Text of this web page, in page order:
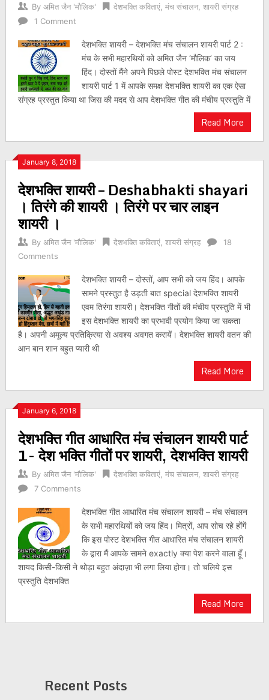
By अमित जैन 'मौलिक' देशभक्ति कविताएं, मंच संचालन, शायरी संग्रह
1 Comment
देशभक्ति शायरी – देशभक्ति मंच संचालन शायरी पार्ट 2 :
मंच के सभी महारथियों को अमित जैन ‘मौलिक’ का जय
हिंद। दोस्तों मैंने अपने पिछले पोस्ट देशभक्ति मंच संचालन
शायरी पार्ट 1 में आपके समक्ष देशभक्ति शायरी का एक ऐसा
संग्रह प्रस्तुत किया था जिस की मदद से आप देशभक्ति गीत की मंचीय प्रस्तुति में
Read More
January 8, 2018
देशभक्ति शायरी – Deshabhakti shayari
। तिरंगे की शायरी । तिरंगे पर चार लाइन
शायरी ।
By अमित जैन 'मौलिक' देशभक्ति कविताएं, शायरी संग्रह
18
Comments
देशभक्ति शायरी – दोस्तों, आप सभी को जय हिंद। आपके
सामने प्रस्तुत है उड़ती बात special देशभक्ति शायरी
एवम तिरंगा शायरी। देशभक्ति गीतों की मंचीय प्रस्तुति में भी
इस देशभक्ति शायरी का प्रभावी प्रयोग किया जा सकता
है। अपनी अमूल्य प्रतिक्रिया से अवश्य अवगत करायें। देशभक्ति शायरी वतन की
आन बान शान बहुत प्यारी थी
Read More
January 6, 2018
देशभक्ति गीत आधारित मंच संचालन शायरी पार्ट
1- देश भक्ति गीतों पर शायरी, देशभक्ति शायरी
By अमित जैन 'मौलिक' देशभक्ति कविताएं, मंच संचालन, शायरी संग्रह
7 Comments
देशभक्ति गीत आधारित मंच संचालन शायरी – मंच संचालन
के सभी महारथियों को जय हिंद। मित्रों, आप सोच रहे होंगें
कि इस पोस्ट देशभक्ति गीत आधारित मंच संचालन शायरी
के द्वारा मैं आपके सामने exactly क्या पेश करने वाला हूँ।
शायद किसी-किसी ने थोड़ा बहुत अंदाज़ा भी लगा लिया होगा। तो चलिये इस
प्रस्तुति देशभक्ति
Read More
Recent Posts